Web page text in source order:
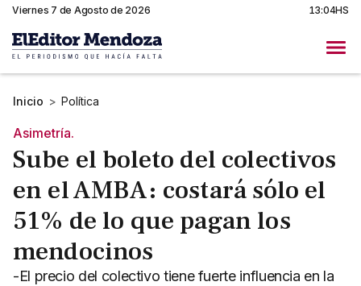
Viernes 7 de Agosto de 2026 13:04HS
Inicio > Política
Asimetría.
Sube el boleto del colectivos
en el AMBA: costará sólo el
51% de lo que pagan los
mendocinos
-El precio del colectivo tiene fuerte influencia en la